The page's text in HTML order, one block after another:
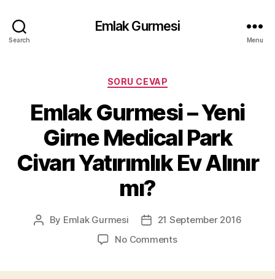
Search
Emlak Gurmesi
Menu
Categories
SORU CEVAP
Emlak Gurmesi – Yeni
Girne Medical Park
Civarı Yatırımlık Ev Alınır
mı?
Post
By Emlak Gurmesi
Post21 September 2016
No Commentson